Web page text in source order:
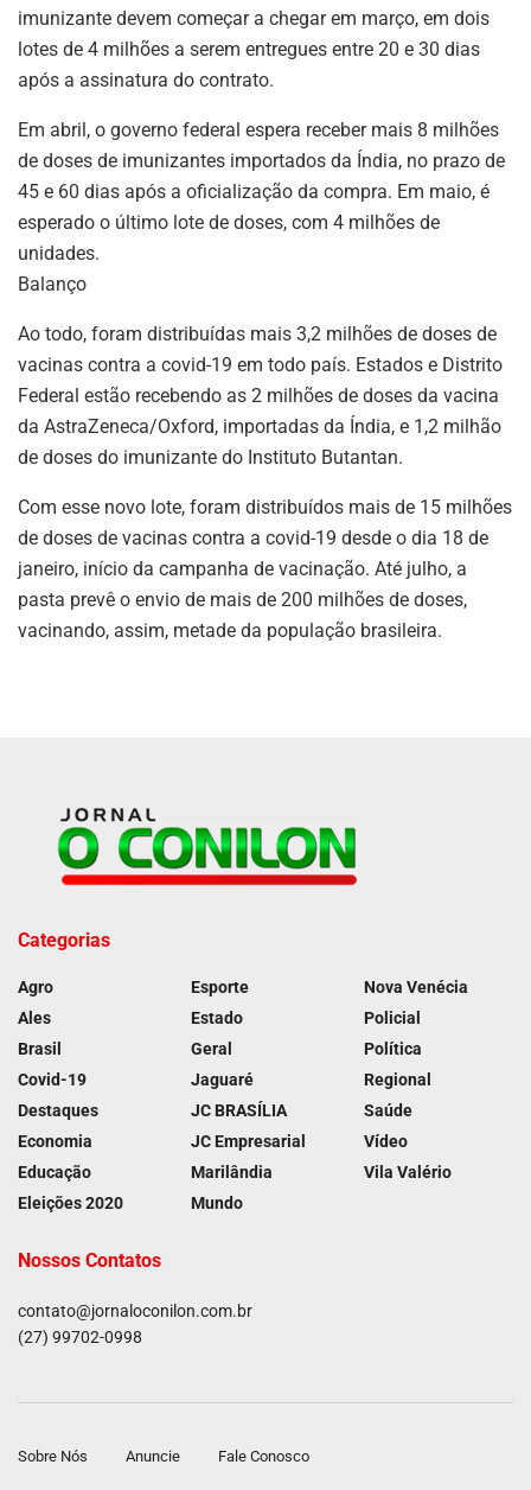
imunizante devem começar a chegar em março, em dois
lotes de 4 milhões a serem entregues entre 20 e 30 dias
após a assinatura do contrato.
Em abril, o governo federal espera receber mais 8 milhões
de doses de imunizantes importados da Índia, no prazo de
45 e 60 dias após a oficialização da compra. Em maio, é
esperado o último lote de doses, com 4 milhões de
unidades.
Balanço
Ao todo, foram distribuídas mais 3,2 milhões de doses de
vacinas contra a covid-19 em todo país. Estados e Distrito
Federal estão recebendo as 2 milhões de doses da vacina
da AstraZeneca/Oxford, importadas da Índia, e 1,2 milhão
de doses do imunizante do Instituto Butantan.
Com esse novo lote, foram distribuídos mais de 15 milhões
de doses de vacinas contra a covid-19 desde o dia 18 de
janeiro, início da campanha de vacinação. Até julho, a
pasta prevê o envio de mais de 200 milhões de doses,
vacinando, assim, metade da população brasileira.
Categorias
Agro
Ales
Brasil
Covid-19
Destaques
Economia
Educação
Eleições 2020
Esporte
Estado
Geral
Jaguaré
JC BRASÍLIA
JC Empresarial
Marilândia
Mundo
Nova Venécia
Policial
Política
Regional
Saúde
Vídeo
Vila Valério
Nossos Contatos
contato@jornaloconilon.com.br
(27) 99702-0998
Sobre Nós Anuncie Fale Conosco